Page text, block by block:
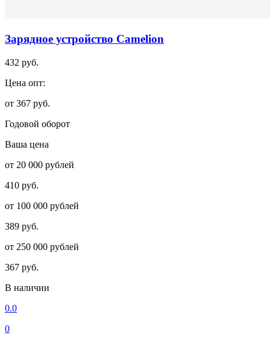
Зарядное устройство Camelion
432 руб.
Цена опт:
от 367 руб.
Годовой оборот
Ваша цена
от 20 000 рублей
410 руб.
от 100 000 рублей
389 руб.
от 250 000 рублей
367 руб.
В наличии
0.0
0